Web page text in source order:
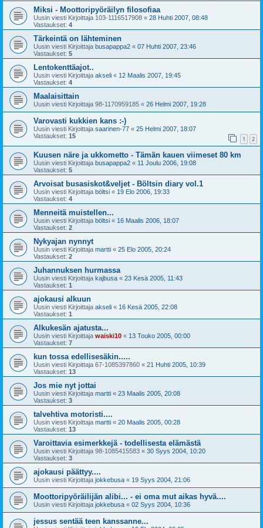
Miksi - Moottoripyöräilyn filosofiaa
Uusin viesti Kirjoittaja 103-1116517908 « 28 Huhti 2007, 08:48
Vastaukset: 4
Tärkeintä on lähteminen
Uusin viesti Kirjoittaja busapappa2 « 07 Huhti 2007, 23:46
Vastaukset: 5
Lentokenttäajot..
Uusin viesti Kirjoittaja akseli « 12 Maalis 2007, 19:45
Vastaukset: 4
Maalaisittain
Uusin viesti Kirjoittaja 98-1170959185 « 26 Helmi 2007, 19:28
Varovasti kukkien kans :-)
Uusin viesti Kirjoittaja saarinen-77 « 25 Helmi 2007, 18:07
Vastaukset: 15 1 2
Kuusen näre ja ukkometto - Tämän kauen viimeset 80 km
Uusin viesti Kirjoittaja busapappa2 « 11 Joulu 2006, 19:08
Vastaukset: 5
Arvoisat busasiskot&veljet - Böltsin diary vol.1
Uusin viesti Kirjoittaja böltsi « 19 Elo 2006, 19:33
Vastaukset: 4
Menneitä muistellen...
Uusin viesti Kirjoittaja böltsi « 16 Maalis 2006, 18:07
Vastaukset: 2
Nykyajan nynnyt
Uusin viesti Kirjoittaja martti « 25 Elo 2005, 20:24
Vastaukset: 2
Juhannuksen hurmassa
Uusin viesti Kirjoittaja kajbusa « 23 Kesä 2005, 11:43
Vastaukset: 1
ajokausi alkuun
Uusin viesti Kirjoittaja akseli « 16 Kesä 2005, 22:08
Vastaukset: 1
Alkukesän ajatusta...
Uusin viesti Kirjoittaja waiski10 « 13 Touko 2005, 00:00
Vastaukset: 7
kun tossa edellisesäkin.....
Uusin viesti Kirjoittaja 67-1085397860 « 21 Huhti 2005, 10:39
Vastaukset: 13
Jos mie nyt jottai
Uusin viesti Kirjoittaja martti « 23 Maalis 2005, 20:08
Vastaukset: 3
talvehtiva motoristi....
Uusin viesti Kirjoittaja martti « 20 Maalis 2005, 00:28
Vastaukset: 13
Varoittavia esimerkkejä - todellisesta elämästä
Uusin viesti Kirjoittaja 98-1085415583 « 30 Syys 2004, 10:20
Vastaukset: 3
ajokausi päättyy....
Uusin viesti Kirjoittaja jokkebusa « 19 Syys 2004, 21:06
Moottoripyöräilijän alibi... - ei oma mut aikas hyvä....
Uusin viesti Kirjoittaja jokkebusa « 02 Syys 2004, 10:36
jessus sentää teen kanssanne...